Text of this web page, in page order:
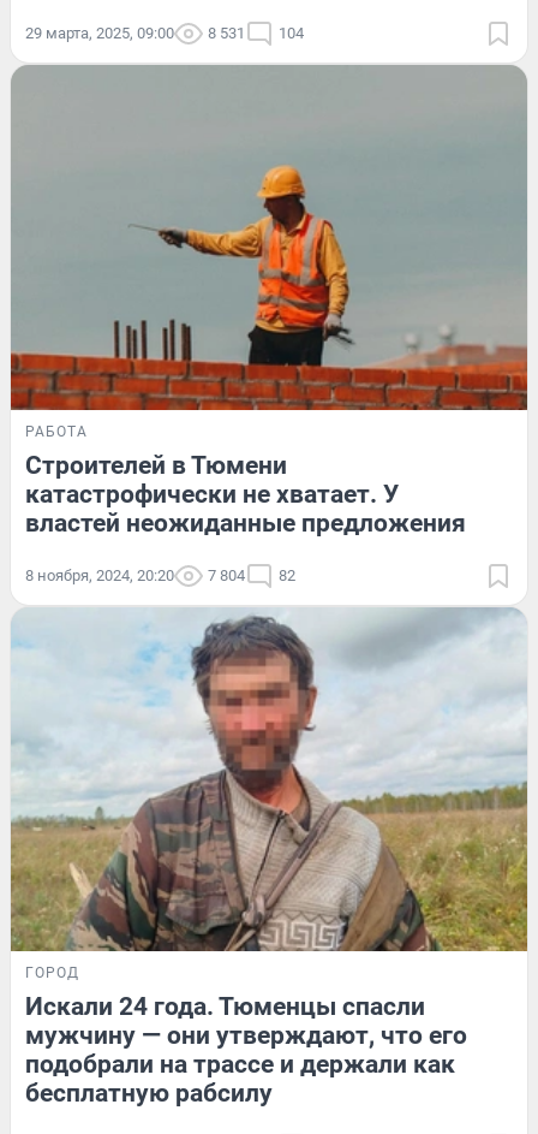
29 марта, 2025, 09:00 8 531 104
РАБОТА
Строителей в Тюмени
катастрофически не хватает. У
властей неожиданные предложения
8 ноября, 2024, 20:20 7 804 82
ГОРОД
Искали 24 года. Тюменцы спасли
мужчину — они утверждают, что его
подобрали на трассе и держали как
бесплатную рабсилу